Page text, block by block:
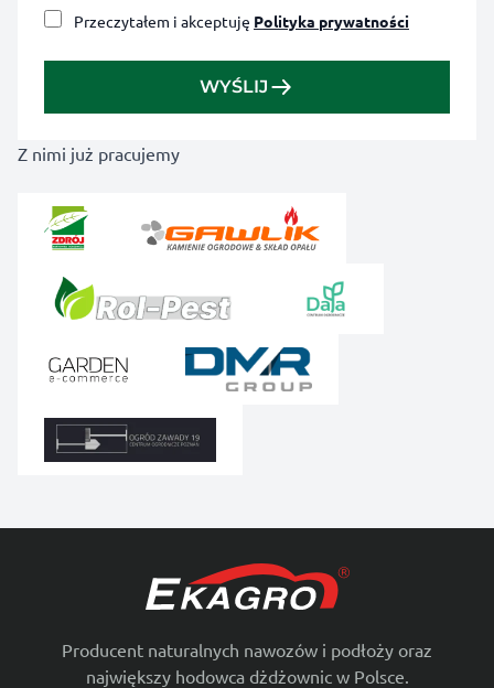
Przeczytałem i akceptuję Polityka prywatności
WYŚLIJ
Z nimi już pracujemy
Producent naturalnych nawozów i podłoży oraz
największy hodowca dżdżownic w Polsce.